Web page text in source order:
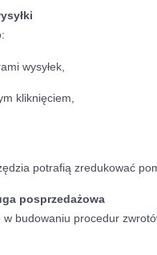
wysyłek,
kliknięciem,
potrafią zredukować
posprzedażowa
budowaniu procedur